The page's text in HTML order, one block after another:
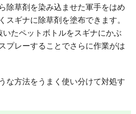
除草剤を染み込ませた軍手をはめ
スギナに除草剤を塗布できます。
たペットボトルをスギナにかぶ
プレーすることでさらに作業がは
な方法をうまく使い分けて対処す